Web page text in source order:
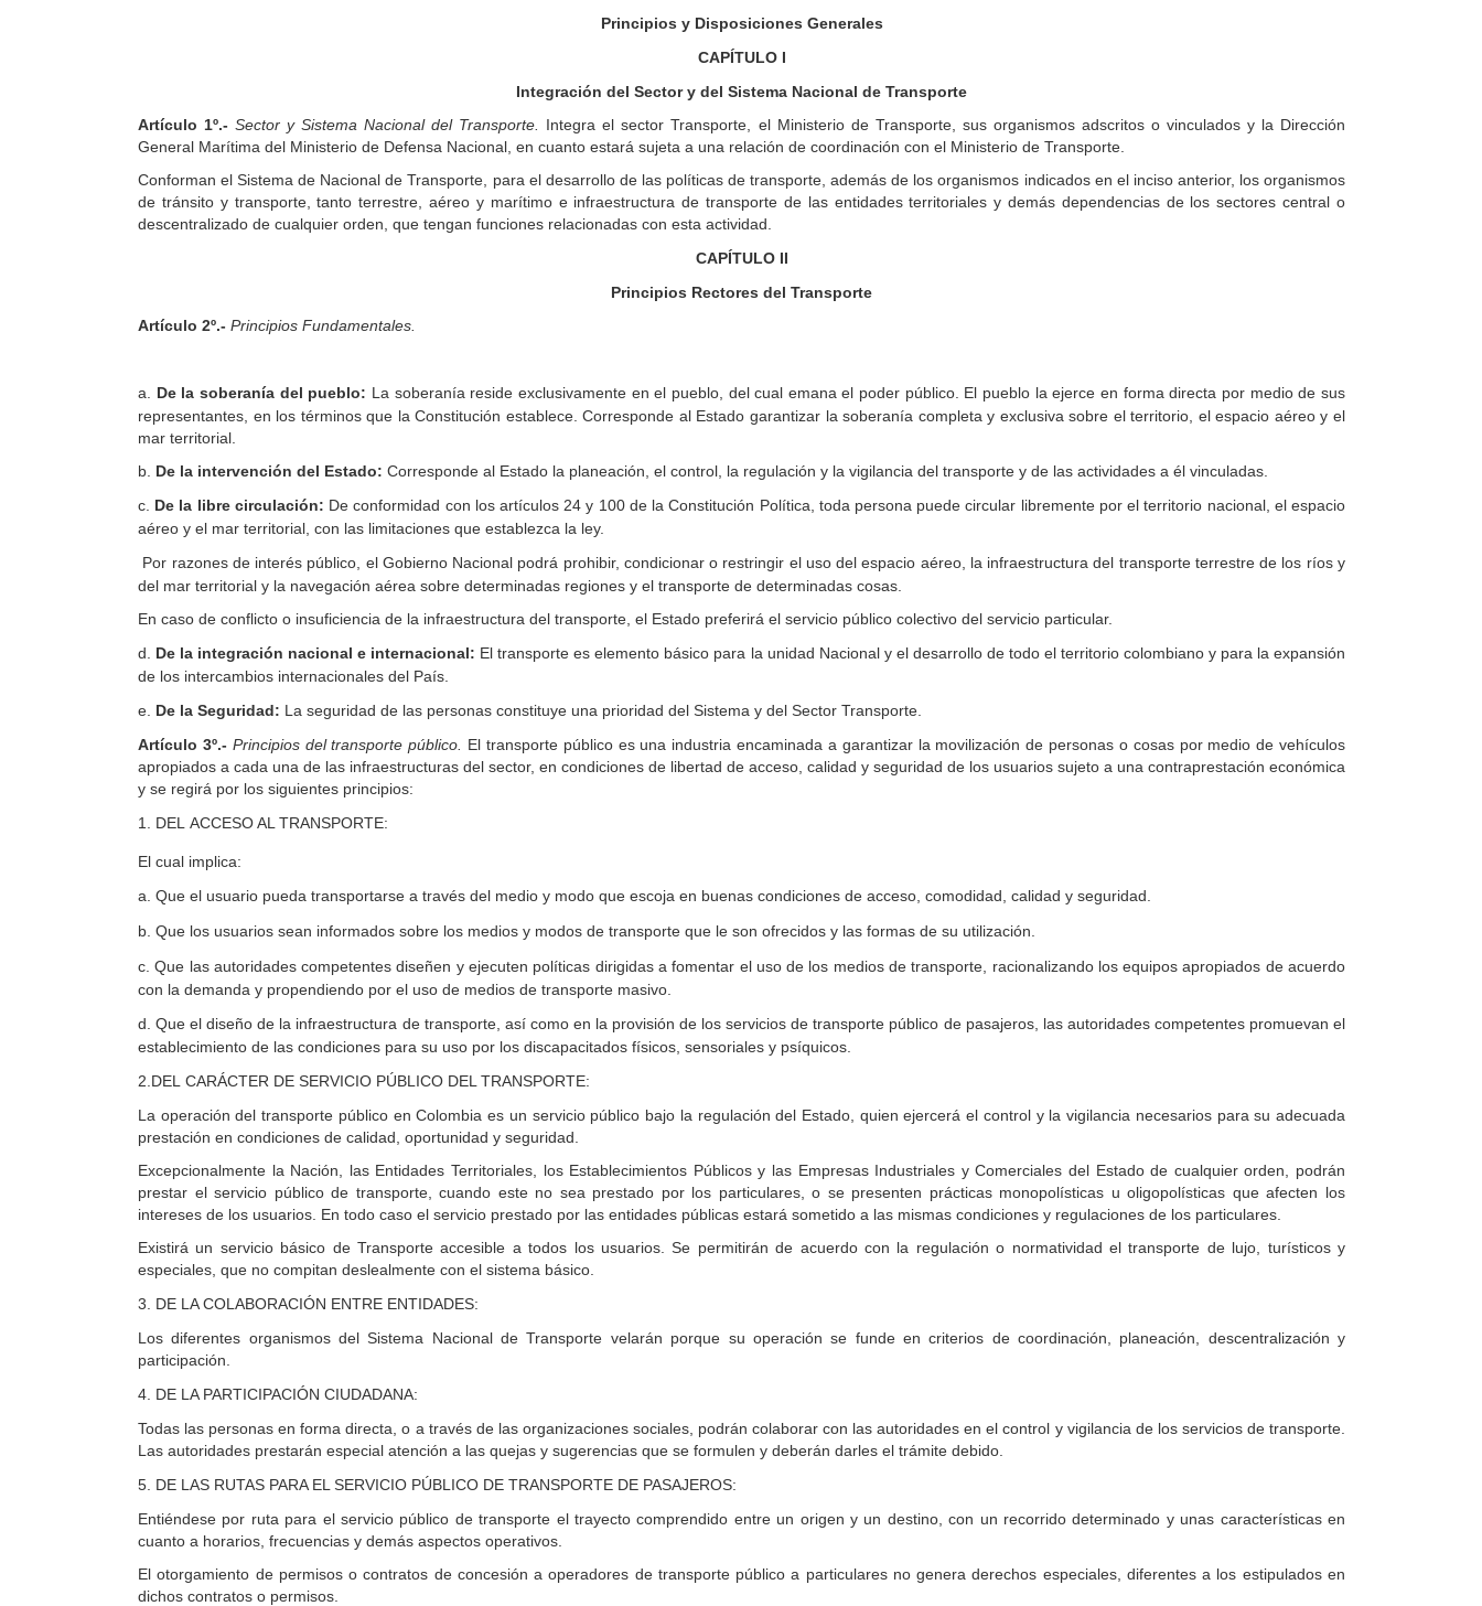
Principios y Disposiciones Generales
CAPÍTULO I
Integración del Sector y del Sistema Nacional de Transporte
Artículo 1º.- Sector y Sistema Nacional del Transporte.
Integra el sector Transporte, el Ministerio de Transporte, sus organismos adscritos o vinculados y la Dirección
General Marítima del Ministerio de Defensa Nacional, en cuanto estará sujeta a una relación de coordinación con el Ministerio de Transporte.
Conforman el Sistema de Nacional de Transporte, para el desarrollo de las políticas de transporte, además de los organismos indicados en el inciso anterior, los organismos
de tránsito y transporte, tanto terrestre, aéreo y marítimo e infraestructura de transporte de las entidades territoriales y demás dependencias de los sectores central o
descentralizado de cualquier orden, que tengan funciones relacionadas con esta actividad.
CAPÍTULOII
Principios Rectores del Transporte
Artículo 2º.- Principios Fundamentales.
a. De la soberanía del pueblo: La soberanía reside exclusivamente en el pueblo, del cual emana el poder público. El pueblo la ejerce en forma directa por medio de sus
representantes, en los términos que la Constitución establece. Corresponde al Estado garantizar la soberanía completa y exclusiva sobre el territorio, el espacio aéreo y el
mar territorial.
b. De la intervención del Estado: Corresponde al Estado la planeación, el control, la regulación y la vigilancia del transporte y de las actividades a él vinculadas.
c. De la libre circulación: De conformidad con los artículos 24 y 100 de la Constitución Política, toda persona puede circular libremente por el territorio nacional, el espacio
aéreo y el mar territorial, con las limitaciones que establezca la ley.
Por razones de interés público, el Gobierno Nacional podrá prohibir, condicionar o restringir el uso del espacio aéreo, la infraestructura del transporte terrestre de los ríos y
del mar territorial y la navegación aérea sobre determinadas regiones y el transporte de determinadas cosas.
En caso de conflicto o insuficiencia de la infraestructura del transporte, el Estado preferirá el servicio público colectivo del servicio particular.
d.
De la integración nacional e internacional: El transporte es elemento básico para la unidad Nacional y el desarrollo de todo el territorio colombiano y para la expansión
de los intercambios internacionales del País.
e. De la Seguridad: La seguridad de las personas constituye una prioridad del Sistema y del Sector Transporte.
Artículo 3º.- Principios del transporte público.
El transporte público es una industria encaminada a garantizar la movilización de personas o cosas por medio de vehículos
apropiados a cada una de las infraestructuras del sector, en condiciones de libertad de acceso, calidad y seguridad de los usuarios sujeto a una contraprestación económica
y se regirá por los siguientes principios:
1.
DEL ACCESO AL TRANSPORTE:
El cual implica:
a. Que el usuario pueda transportarse a través del medio y modo que escoja en buenas condiciones de acceso, comodidad, calidad y seguridad.
b. Que los usuarios sean informados sobre los medios y modos de transporte que le son ofrecidos y las formas de su utilización.
c. Que lasautoridades competentes diseñen y ejecuten políticas dirigidas a fomentar el uso de los medios de transporte, racionalizando los equipos apropiados de acuerdo
con la demanda y propendiendo por el uso de medios de transporte masivo.
d. Que el diseño de la infraestructura de transporte, así como en la provisión de los servicios de transporte público de pasajeros, las autoridades competentes promuevan el
establecimiento de las condiciones para su uso por los discapacitados físicos, sensoriales y psíquicos.
2. DEL CARÁCTER DE SERVICIO PÚBLICO DEL TRANSPORTE:
La operación del transporte público en Colombia es un servicio público bajo la regulación del Estado, quien ejercerá el control y la vigilancia necesarios para su adecuada
prestación en condiciones de calidad, oportunidad y seguridad.
Excepcionalmente la Nación, las Entidades Territoriales, los Establecimientos Públicos y las Empresas Industriales y Comerciales del Estado de cualquier orden, podrán
prestar el servicio público de transporte, cuando este no sea prestado por los particulares, o se presenten prácticas monopolísticas u oligopolísticas que afecten los
intereses de los usuarios. En todo caso el servicio prestado por las entidades públicas estará sometido a las mismas condiciones y regulaciones de los particulares.
Existirá un servicio básico de Transporte accesible a todos los usuarios. Se permitirán de acuerdo con la regulación o normatividad el transporte de lujo, turísticos y
especiales, que no compitan deslealmente con el sistema básico.
3.
DE LA COLABORACIÓN ENTRE ENTIDADES:
Los diferentes organismos del Sistema Nacional de Transporte velarán porque su operación se funde en criterios de coordinación, planeación, descentralización y
participación.
4. DE LA PARTICIPACIÓN CIUDADANA:
Todas las personas en forma directa, o a través de las organizaciones sociales, podrán colaborar con las autoridades en el control y vigilancia de los servicios de transporte.
Las autoridades prestarán especial atención a las quejas y sugerencias que se formulen y deberán darles el trámite debido.
5. DE LAS RUTAS PARA EL SERVICIO PÚBLICO DE TRANSPORTE DE PASAJEROS:
Entiéndese por ruta para el servicio público de transporte el trayecto comprendido entre un origen y un destino, con un recorrido determinado y unas características en
cuanto a horarios, frecuencias y demás aspectos operativos.
El otorgamiento de permisos o contratos de concesión a operadores de transporte público a particulares no genera derechos especiales, diferentes a los estipulados en
dichos contratos o permisos.